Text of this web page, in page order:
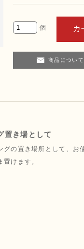
商品につい
置き場として
グの置き場所として、お
置けます。